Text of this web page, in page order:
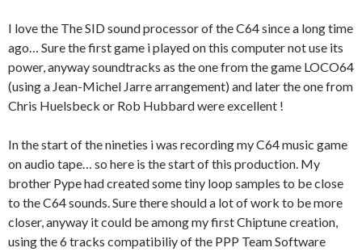
I love the The SID sound processor of the C64 since a long time
ago… Sure the first game i played on this computer not use its
power, anyway soundtracks as the one from the game LOCO64
(using a Jean-Michel Jarre arrangement) and later the one from
Chris Huelsbeck or Rob Hubbard were excellent !
In the start of the nineties i was recording my C64 music game
on audio tape… so here is the start of this production. My
brother Pype had created some tiny loop samples to be close
to the C64 sounds. Sure there should a lot of work to be more
closer, anyway it could be among my first Chiptune creation,
using the 6 tracks compatibiliy of the PPP Team Software